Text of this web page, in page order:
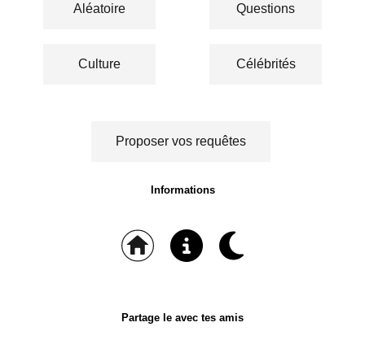
Aléatoire Questions
Culture Célébrités
Proposer vos requêtes
Informations
Partage le avec tes amis